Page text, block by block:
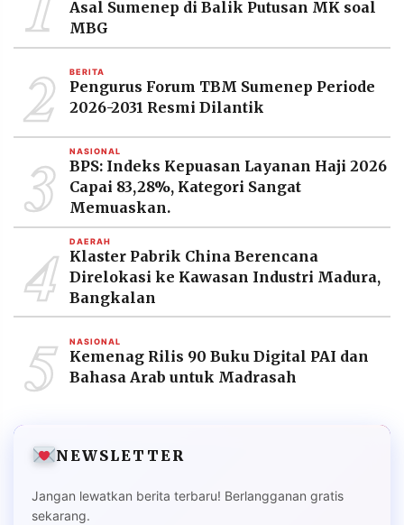
2026
PT.
MEDIA
PRAMUDITA
Asal Sumenep di Balik Putusan MK soal
MBG
2 BERITA
Pengurus Forum TBM Sumenep Periode
2026-2031 Resmi Dilantik
3 NASIONAL
BPS: Indeks Kepuasan Layanan Haji 2026
Capai 83,28%, Kategori Sangat
Memuaskan.
4 DAERAH
Klaster Pabrik China Berencana
Direlokasi ke Kawasan Industri Madura,
Bangkalan
5 NASIONAL
Kemenag Rilis 90 Buku Digital PAI dan
Bahasa Arab untuk Madrasah
NEWSLETTER
Jangan lewatkan berita terbaru! Berlangganan gratis
sekarang.